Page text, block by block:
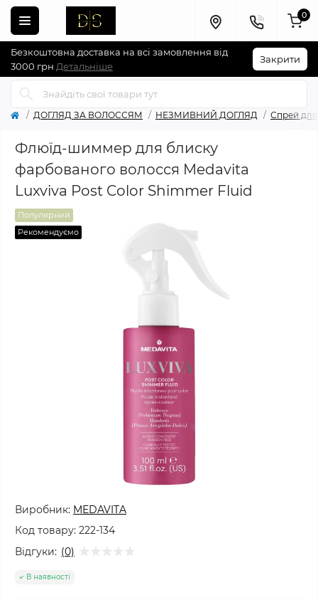
Безкоштовна доставка на всі замовлення від
3000 грн Детальніше
Закрити
0
ДОГЛЯД ЗА ВОЛОССЯМ НЕЗМИВНИЙ ДОГЛЯД Спрей
Флюїд-шиммер для блиску
фарбованого волосся Medavita
Luxviva Post Color Shimmer Fluid
Популярний
Рекомендуємо
Виробник: MEDAVITA
Код товару: 222-134
Відгуки: (0)
В наявності